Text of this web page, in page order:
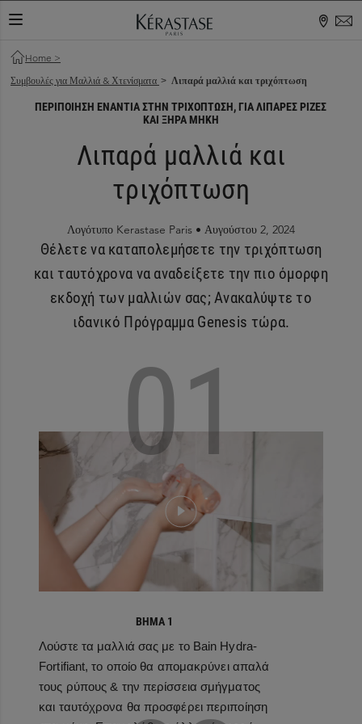
ΕΝΑΛΛΑΓΉ ΠΕΡΙΉΓΗΣΗΣ
Home >
Συμβουλές για Μαλλιά & Χτενίσματα > Λιπαρά μαλλιά και τριχόπτωση
ΠΕΡΙΠΟΊΗΣΗ ΕΝΆΝΤΙΑ ΣΤΗΝ ΤΡΙΧΌΠΤΩΣΗ, ΓΙΑ ΛΙΠΑΡΈΣ ΡΊΖΕΣ
ΚΑΙ ΞΗΡΆ ΜΉΚΗ
Λιπαρά μαλλιά και
τριχόπτωση
Λογότυπο Kerastase Paris • Αυγούστου 2, 2024
Θέλετε να καταπολεμήσετε την τριχόπτωση
και ταυτόχρονα να αναδείξετε την πιο όμορφη
εκδοχή των μαλλιών σας; Ανακαλύψτε το
ιδανικό Πρόγραμμα Genesis τώρα.
01
ΒΗΜΑ 1
Λούστε τα μαλλιά σας με το Bain Hydra-
Fortifiant, το οποίο θα απομακρύνει απαλά
τους ρύπους & την περίσσεια σμήγματος
και ταυτόχρονα θα προσφέρει περιποίηση